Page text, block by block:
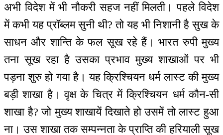
अभी विदेश में भी नौकरी सहज नहीं मिलती। पहले विदेश
में कभी यह प्रॉब्लम सुनी थी? तो यह भी निशानी है सुख के
साधन और शान्ति के फल सूख रहे हैं। भारत रुपी मुख्य
तना सूख रहा है उसका प्रभाव मुख्य शाखाओं पर भी
पड़ना शुरु हो गया है। यह क्रिश्चियन धर्म लास्ट की मुख्य
बड़ी शाखा है। वृक्ष के चित्र में क्रिश्चियन धर्म कौन-सी
शाखा है? जो मुख्य शाखायें दिखाते हो उसमें तो लास्ट हुआ
ना। उस शाखा तक सम्पन्नता के प्राप्ति की हरियाली सूख